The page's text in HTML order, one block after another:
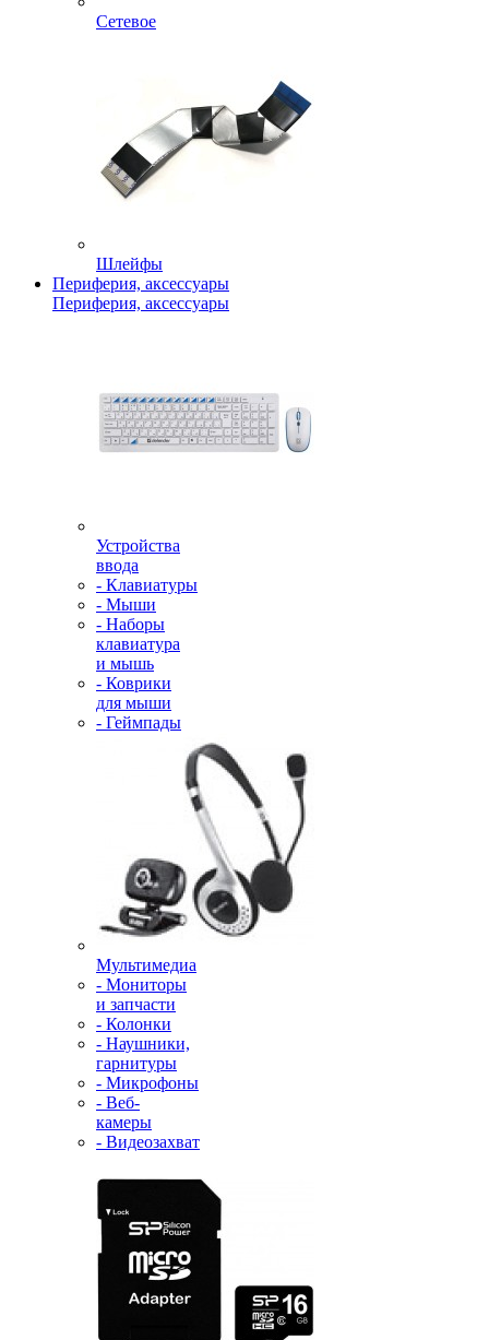
Сетевое
Шлейфы
Периферия, аксессуары
Периферия, аксессуары
Устройства
ввода
- Клавиатуры
- Мыши
- Наборы
клавиатура
и мышь
- Коврики
для мыши
- Геймпады
Мультимедиа
- Мониторы
и запчасти
- Колонки
- Наушники,
гарнитуры
- Микрофоны
- Веб-
камеры
- Видеозахват